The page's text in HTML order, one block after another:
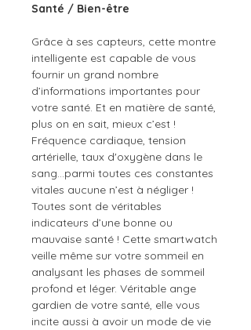
Santé / Bien-être
Grâce à ses capteurs, cette montre
intelligente est capable de vous
fournir un grand nombre
d’informations importantes pour
votre santé. Et en matière de santé,
plus on en sait, mieux c’est !
Fréquence cardiaque, tension
artérielle, taux d'oxygène dans le
sang…parmi toutes ces constantes
vitales aucune n’est à négliger !
Toutes sont de véritables
indicateurs d’une bonne ou
mauvaise santé ! Cette smartwatch
veille même sur votre sommeil en
analysant les phases de sommeil
profond et léger. Véritable ange
gardien de votre santé, elle vous
incite aussi à avoir un mode de vie